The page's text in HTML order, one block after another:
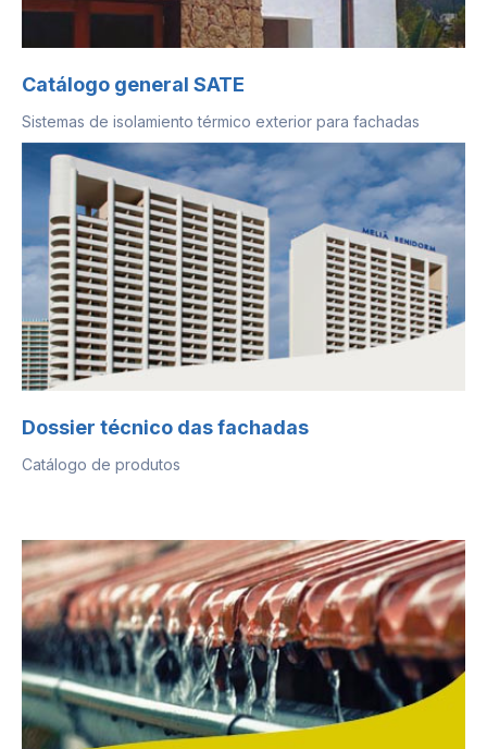
Catálogo general SATE
Sistemas de isolamiento térmico exterior para fachadas
Dossier técnico das fachadas
Catálogo de produtos